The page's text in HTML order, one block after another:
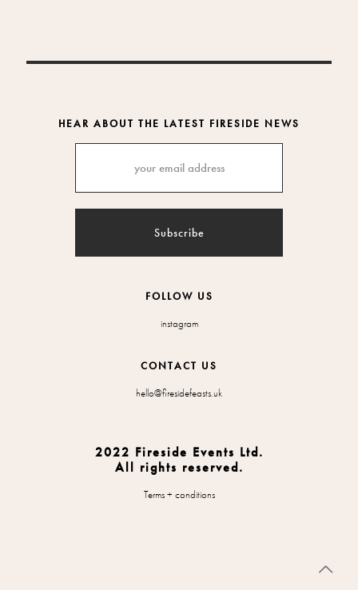
HEAR ABOUT THE LATEST FIRESIDE NEWS
FOLLOW US
instagram
CONTACT US
hello@firesidefeasts.uk
2022 Fireside Events Ltd.
All rights reserved.
Terms + conditions